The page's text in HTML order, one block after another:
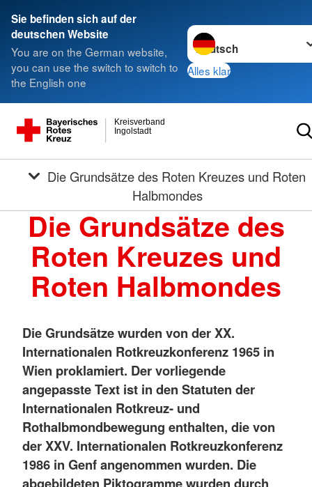
Sie befinden sich auf der
deutschen Website
You are on the German website,
you can use the switch to switch to
the English one
Sprache wechseln zu
Alles klar
Ingolstadt
Kreisverband
Halbmondes
Die Grundsätze des
Roten Kreuzes und
Roten Halbmondes
Die Grundsätze wurden von der XX.
Internationalen Rotkreuzkonferenz 1965 in
Wien proklamiert. Der vorliegende
angepasste Text ist in den Statuten der
Internationalen Rotkreuz- und
Rothalbmondbewegung enthalten, die von
der XXV. Internationalen Rotkreuzkonferenz
1986 in Genf angenommen wurden. Die
abgebildeten Piktogramme wurden durch